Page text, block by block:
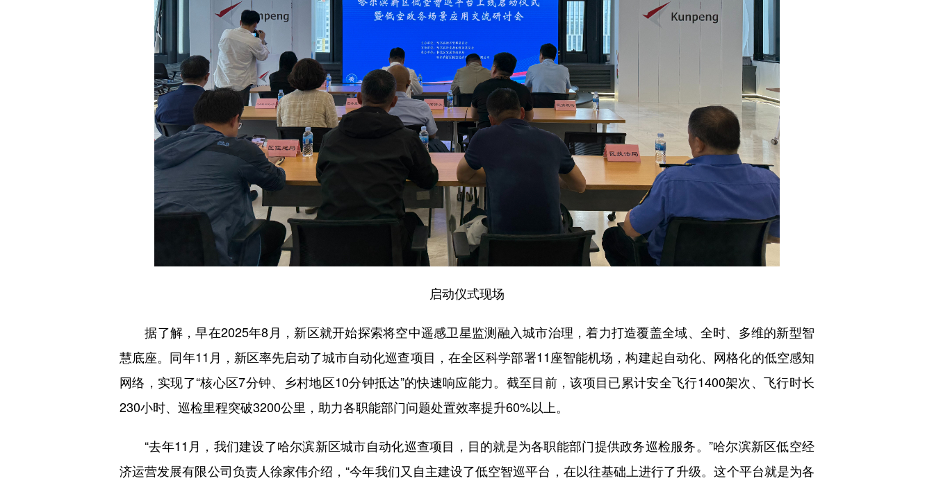
启动仪式现场
据了解，早在2025年8月，新区就开始探索将空中遥感卫星监测融入城市治理，着力打造覆盖全域、全时、多维的新型智
慧底座。同年11月，新区率先启动了城市自动化巡查项目，在全区科学部署11座智能机场，构建起自动化、网格化的低空感知
网络，实现了“核心区7分钟、乡村地区10分钟抵达”的快速响应能力。截至目前，该项目已累计安全飞行1400架次、飞行时长
230小时、巡检里程突破3200公里，助力各职能部门问题处置效率提升60%以上。
“去年11月，我们建设了哈尔滨新区城市自动化巡查项目，目的就是为各职能部门提供政务巡检服务。”哈尔滨新区低空经
济运营发展有限公司负责人徐家伟介绍，“今年我们又自主建设了低空智巡平台，在以往基础上进行了升级。这个平台就是为各